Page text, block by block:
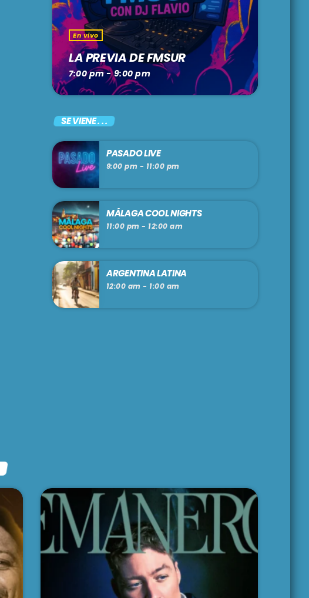
En vivo
LA PREVIA DE FMSUR
7:00 pm - 9:00 pm
SE VIENE . . .
PASADO LIVE
9:00 pm - 11:00 pm
MÁLAGA COOL NIGHTS
11:00 pm - 12:00 am
ARGENTINA LATINA
12:00 am - 1:00 am